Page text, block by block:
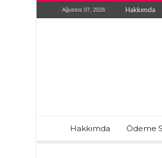
Ağustos 07, 2026 Hakkımda
Hakkımda Ödeme